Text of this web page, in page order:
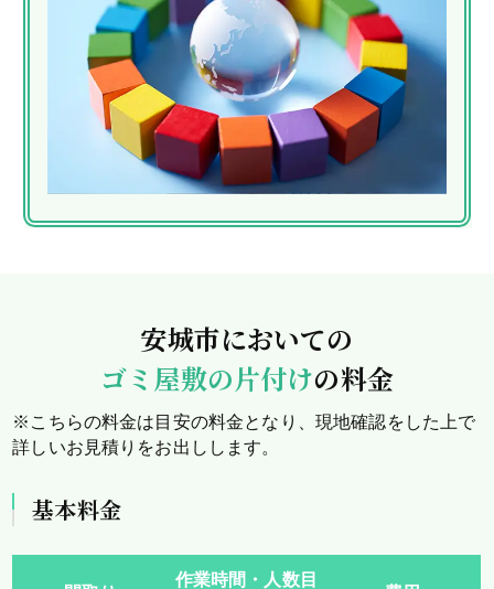
安城市においての
ゴミ屋敷の片付けの料金
※こちらの料金は目安の料金となり、現地確認をした上で
詳しいお見積りをお出しします。
基本料金
作業時間・人数目